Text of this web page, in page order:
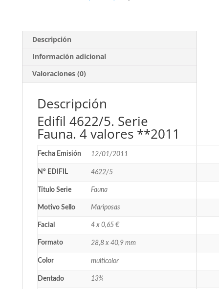
Descripción
Información adicional
Valoraciones (0)
Descripción
Edifil 4622/5. Serie
Fauna. 4 valores **2011
Fecha Emisión 12/01/2011
Nº EDIFIL 4622/5
Título Serie Fauna
Motivo Sello Mariposas
Facial 4 x 0,65 €
Formato 28,8 x 40,9 mm
Color multicolor
Dentado 13¾